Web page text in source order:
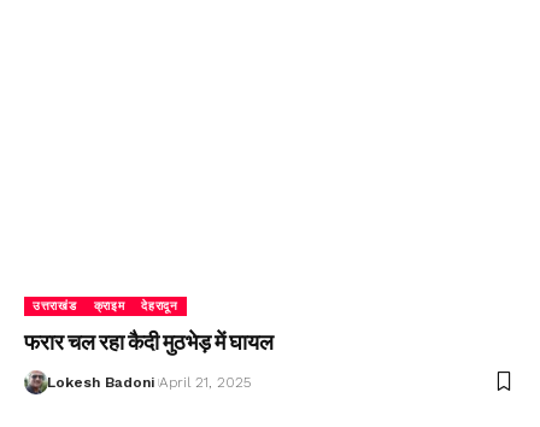
उत्तराखंड क्राइम देहरादून
फरार चल रहा कैदी मुठभेड़ में घायल
Lokesh Badoni April 21, 2025